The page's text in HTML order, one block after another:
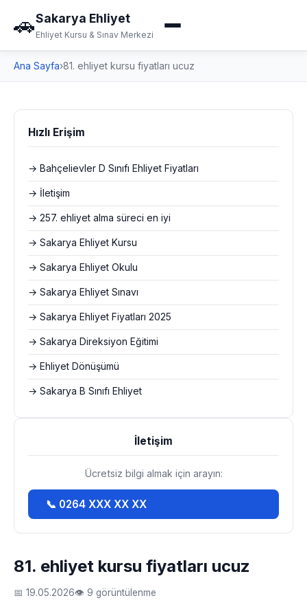
🚗Sakarya Ehliyet
Ehliyet Kursu & Sınav Merkezi
Ana Sayfa›81. ehliyet kursu fiyatları ucuz
81. ehliyet kursu fiyatları ucuz
📅 19.05.2026👁 9 görüntülenme
Hızlı Erişim
→ Bahçelievler D Sınıfı Ehliyet Fiyatları
→ İletişim
→ 257. ehliyet alma süreci en iyi
→ Sakarya Ehliyet Kursu
→ Sakarya Ehliyet Okulu
→ Sakarya Ehliyet Sınavı
→ Sakarya Ehliyet Fiyatları 2025
→ Sakarya Direksiyon Eğitimi
→ Ehliyet Dönüşümü
→ Sakarya B Sınıfı Ehliyet
İletişim
Ücretsiz bilgi almak için arayın:
📞 0264 XXX XX XX